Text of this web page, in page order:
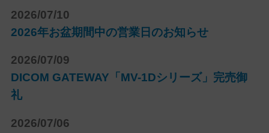
2026/07/10
2026年お盆期間中の営業日のお知らせ
2026/07/09
DICOM GATEWAY「MV-1Dシリーズ」完売御
礼
2026/07/06